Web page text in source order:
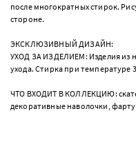
после многократных стирок.
стороне.
ЭКСКЛЮЗИВНЫЙ ДИЗАЙН:
УХОД ЗА ИЗДЕЛИЕМ: Изделия из
ухода. Стирка при температуре
ЧТО ВХОДИТ В КОЛЛЕКЦИЮ:
декоративные наволочки,